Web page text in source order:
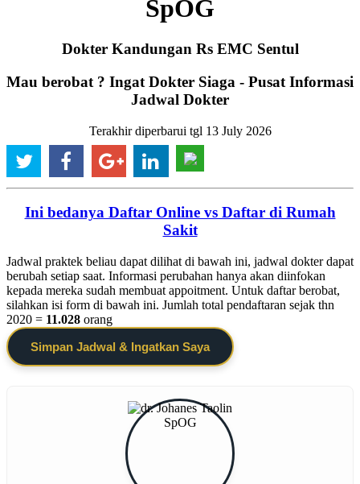
SpOG
Dokter Kandungan Rs EMC Sentul
Mau berobat ? Ingat Dokter Siaga - Pusat Informasi
Jadwal Dokter
Terakhir diperbarui tgl 13 July 2026
Ini bedanya Daftar Online vs Daftar di Rumah
Sakit
Jadwal praktek beliau dapat dilihat di bawah ini, jadwal dokter dapat
berubah setiap saat. Informasi perubahan hanya akan diinfokan
kepada mereka sudah membuat appoitment. Untuk daftar berobat,
silahkan isi form di bawah ini. Jumlah total pendaftaran sejak thn
2020 = 11.028 orang
Simpan Jadwal & Ingatkan Saya